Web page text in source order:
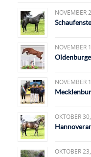
NOVEMBER
NOVEMBER
NOVEMBER
OKTOBER
OKTOBER